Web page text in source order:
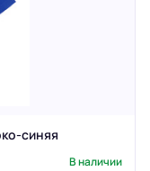
синяя
В наличии